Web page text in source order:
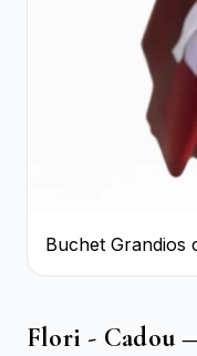
Buchet Grandios
Roșii
Flori - Cadou